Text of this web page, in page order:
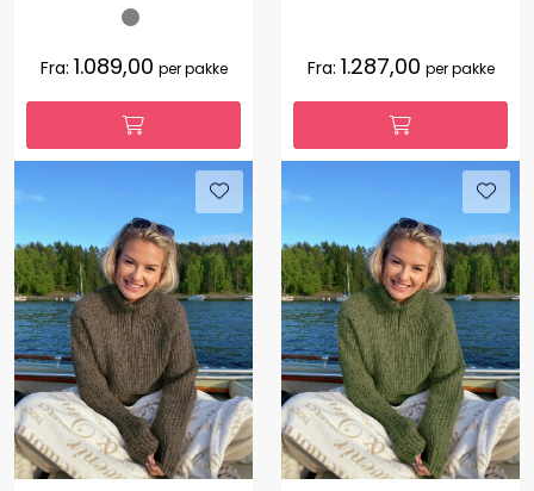
Fra: 1.089,00 per pakke Fra: 1.287,00 per pakke